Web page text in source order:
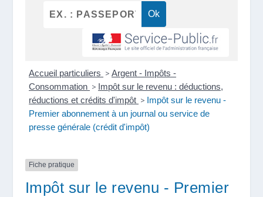
Accueil particuliers > Argent - Impôts -
Consommation > Impôt sur le revenu : déductions,
réductions et crédits d'impôt > Impôt sur le revenu -
Premier abonnement à un journal ou service de
presse générale (crédit d'impôt)
Fiche pratique
Impôt sur le revenu - Premier